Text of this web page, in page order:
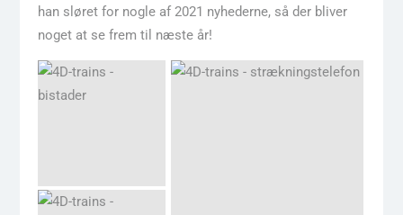
han sløret for nogle af 2021 nyhederne, så der bliver
noget at se frem til næste år!